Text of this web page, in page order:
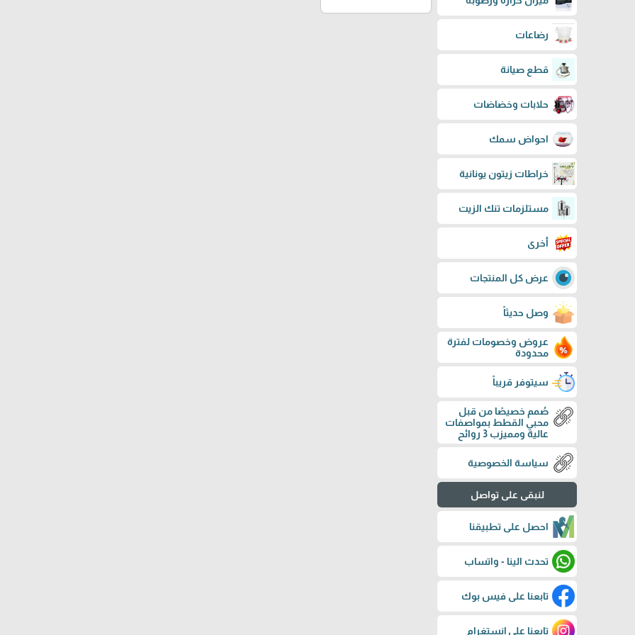
رضاعات
قطع صيانة
حلابات وخضاضات
احواض سمك
خراطات زيتون يونانية
مستلزمات تنك الزيت
أخرى
عرض كل المنتجات
وصل حديثاً
عروض وخصومات لفترة
محدودة
سيتوفر قريباً
صُمم خصيصًا من قبل
محبي القطط بمواصفات
عالية ومميزب 3 روائح
سياسة الخصوصية
لنبقى على تواصل
احصل على تطبيقنا
تحدث الينا - واتساب
تابعنا على فيس بوك
تابعنا على إنستغرام